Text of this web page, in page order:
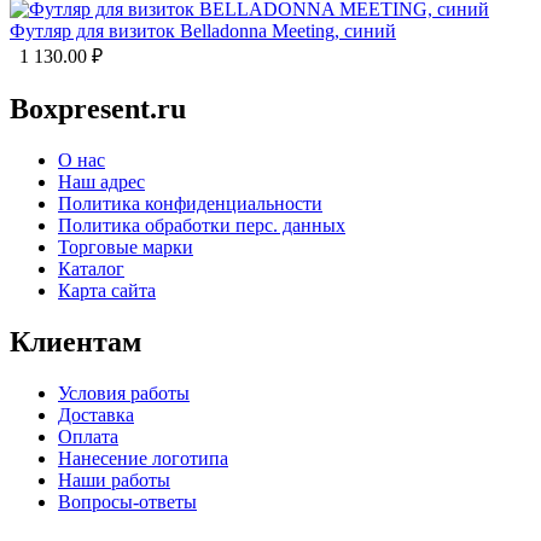
Футляр для визиток Belladonna Meeting, синий
1 130.00 ₽
Boxpresent.ru
О нас
Наш адрес
Политика конфиденциальности
Политика обработки перс. данных
Торговые марки
Каталог
Карта сайта
Клиентам
Условия работы
Доставка
Оплата
Нанесение логотипа
Наши работы
Вопросы-ответы